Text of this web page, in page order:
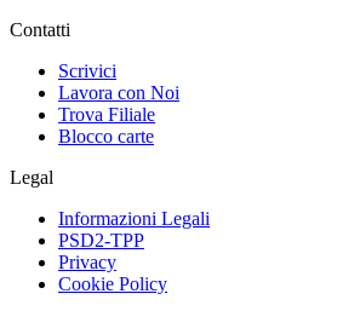
Contatti
Scrivici
Lavora con Noi
Trova Filiale
Blocco carte
Legal
Informazioni Legali
PSD2-TPP
Privacy
Cookie Policy